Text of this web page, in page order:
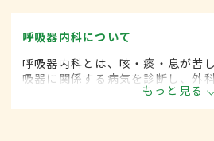
呼吸器内科について
呼吸器内科とは、咳・痰・息が苦
吸器に関係する病気を診断し、外
療する内科の一領域です。平成20
は、呼吸器科と呼ばれていました
もっと見る